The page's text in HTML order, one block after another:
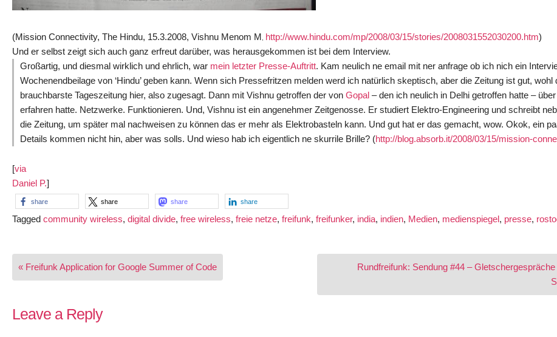
(Mission Connectivity, The Hindu, 15.3.2008, Vishnu Menom M http://www.hindu.com/mp/2008/03/15/stories/2008031552030200.htm)
Und er selbst zeigt sich auch ganz erfreut darüber, was herausgekommen ist bei dem Interview.
Großartig, und diesmal wirklich und ehrlich, war mein letzter Presse-Auftritt. Kam neulich ne email mit ner anfrage ob ich nich ein
Wochenendbeilage von ‘Hindu’ geben kann. Wenn sich Pressefritzen melden werd ich natürlich skeptisch, aber die Zeitung ist gut, wohl
brauchbarste Tageszeitung hier, also zugesagt. Dann mit Vishnu getroffen der von Gopal – den ich neulich in Delhi getroffen hatte –
erfahren hatte. Netzwerke. Funktionieren. Und, Vishnu ist ein angenehmer Zeitgenosse. Er studiert Elektro-Engineering und schreibt
die Zeitung, um später mal nachweisen zu können das er mehr als Elektrobasteln kann. Und gut hat er das gemacht, wow. Okok, ein
Details kommen nicht hin, aber was solls. Und wieso hab ich eigentlich ne skurrile Brille? (http://blog.absorb.it/2008/03/15/mission-
[via
Daniel P.]
share share share share
Tagged community wireless, digital divide, free wireless, freie netze, freifunk, freifunker, india, indien, Medien, medienspiegel, presse,
Post
navigation
« Freifunk Application for Google Summer of Code
Rundfreifunk: Sendung #44 –
Leave a Reply